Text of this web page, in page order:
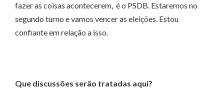
fazer as coisas acontecerem, é o PSDB. Estaremos no
segundo turno e vamos vencer as eleições. Estou
confiante em relação a isso.
Que discussões serão tratadas aqui?